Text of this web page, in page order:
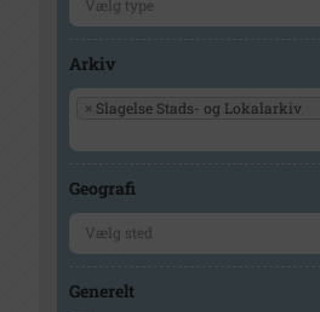
Arkiv
× Slagelse Stads- og Lokalarkiv
Geografi
Generelt